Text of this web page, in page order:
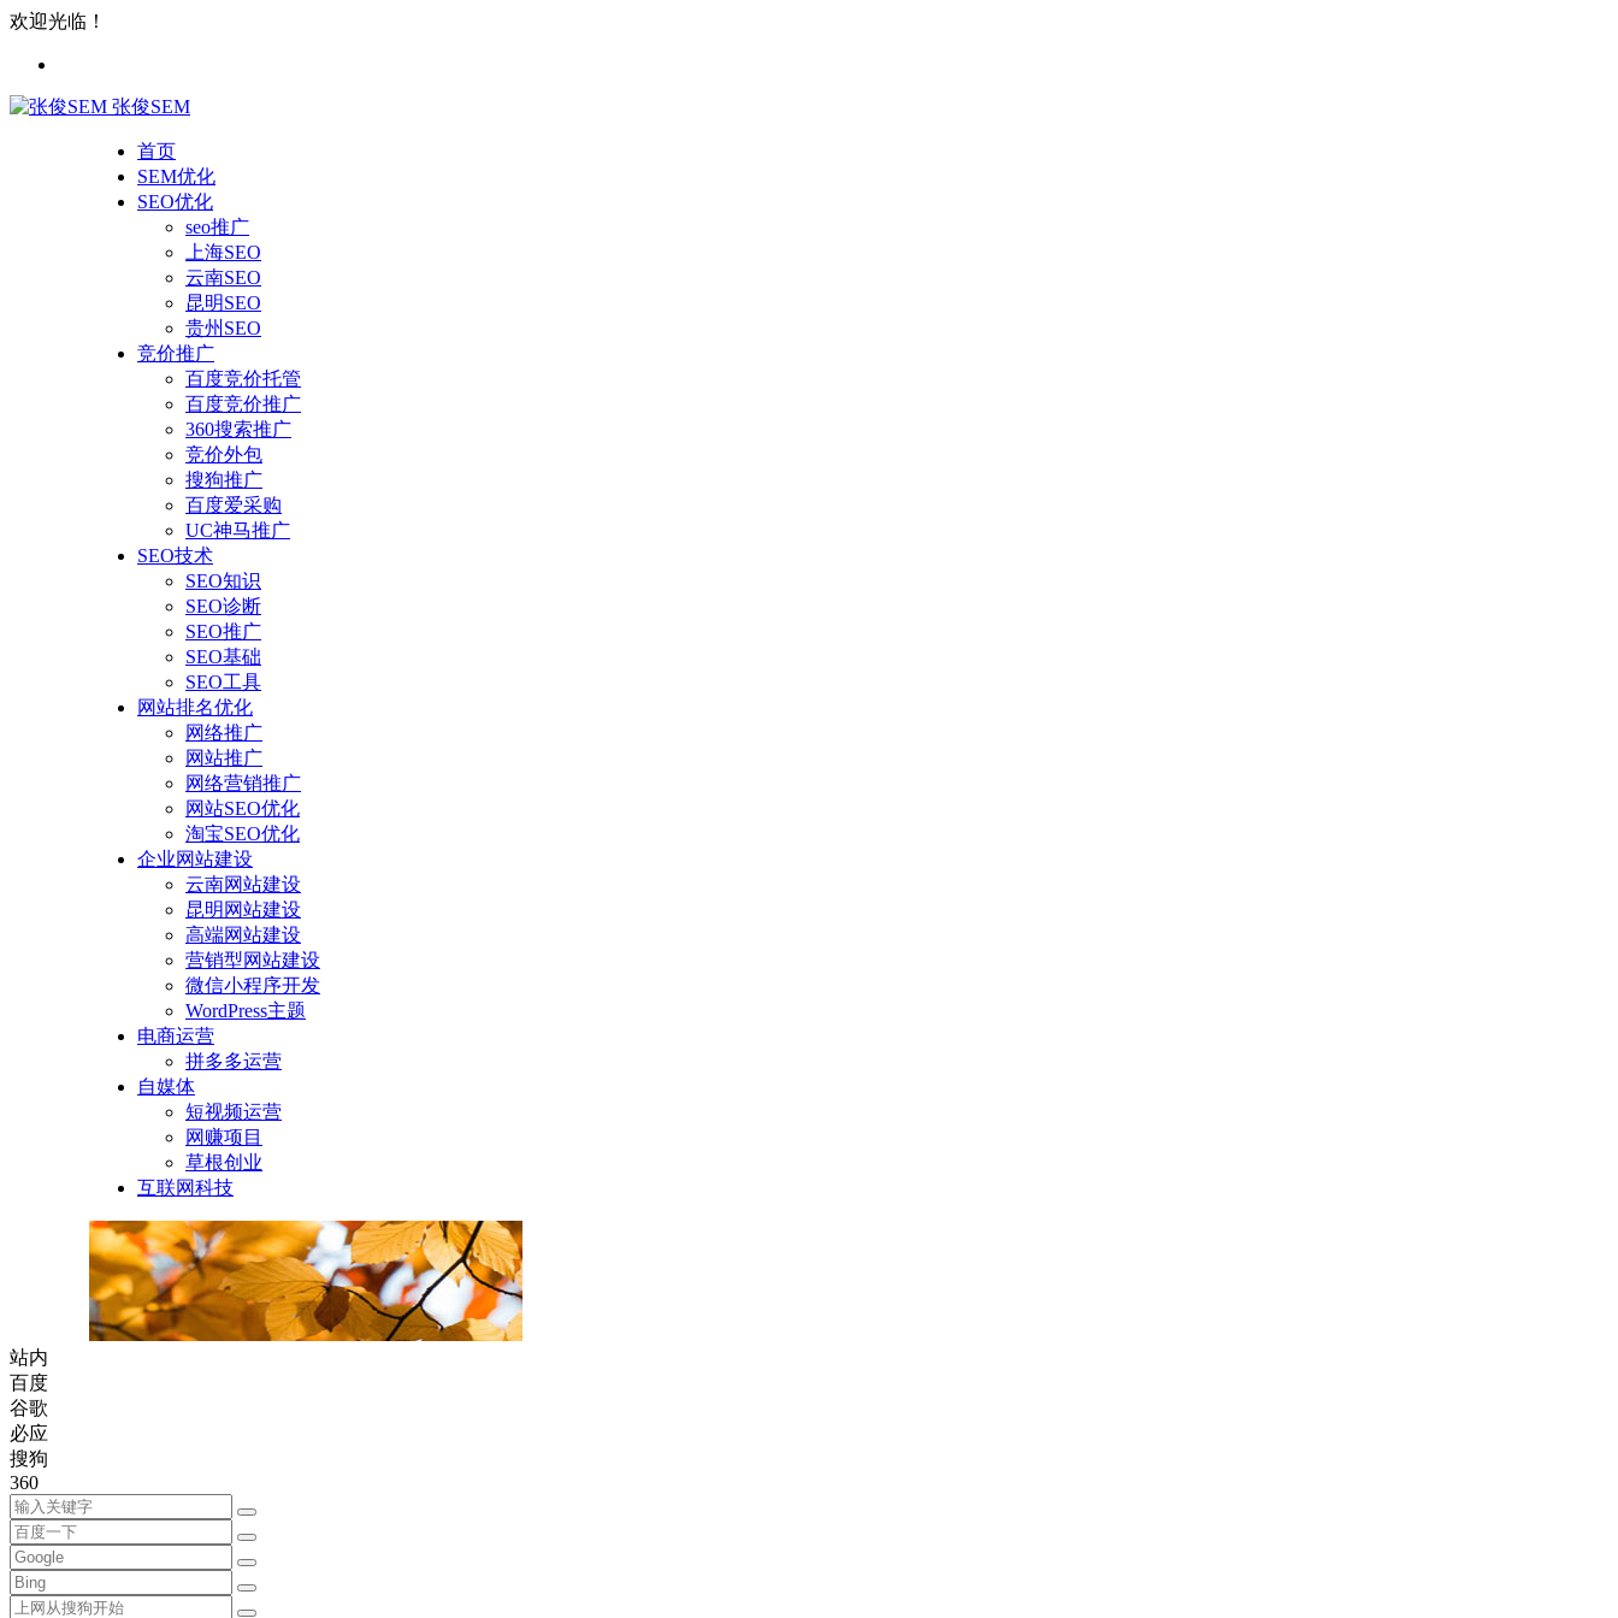
欢迎光临！
张俊SEM
首页
SEM优化
SEO优化
seo推广
上海SEO
云南SEO
昆明SEO
贵州SEO
竞价推广
百度竞价托管
百度竞价推广
360搜索推广
竞价外包
搜狗推广
百度爱采购
UC神马推广
SEO技术
SEO知识
SEO诊断
SEO推广
SEO基础
SEO工具
网站排名优化
网络推广
网站推广
网络营销推广
网站SEO优化
淘宝SEO优化
企业网站建设
云南网站建设
昆明网站建设
高端网站建设
营销型网站建设
微信小程序开发
WordPress主题
电商运营
拼多多运营
自媒体
短视频运营
网赚项目
草根创业
互联网科技
站内
百度
谷歌
必应
搜狗
360